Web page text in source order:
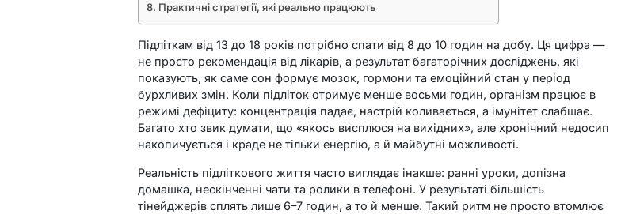
Практичні стратегії, які реально працюють
Підліткам від 13 до 18 років потрібно спати від 8 до 10 годин на добу. Ця цифра —
не просто рекомендація від лікарів, а результат багаторічних досліджень, які
показують, як саме сон формує мозок, гормони та емоційний стан у період
бурхливих змін. Коли підліток отримує менше восьми годин, організм працює в
режимі дефіциту: концентрація падає, настрій коливається, а імунітет слабшає.
Багато хто звик думати, що «якось висплюся на вихідних», але хронічний недосип
накопичується і краде не тільки енергію, а й майбутні можливості.
Реальність підліткового життя часто виглядає інакше: ранні уроки, допізна
домашка, нескінченні чати та ролики в телефоні. У результаті більшість
тінейджерів сплять лише 6–7 годин, а то й менше. Такий ритм не просто втомлює